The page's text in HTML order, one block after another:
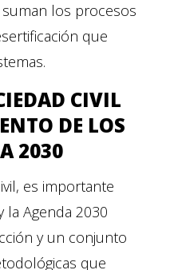
los procesos
que
CIVIL
DE LOS
2030
es importante
la Agenda 2030
y un conjunto
que